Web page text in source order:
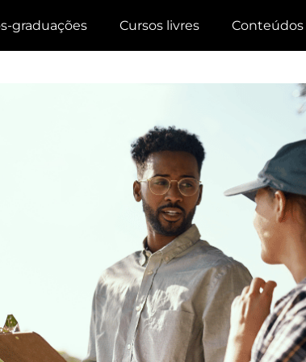
graduações Cursos livres Conteúdos